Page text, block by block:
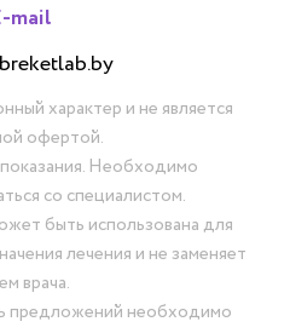
mail
характер и не является
офертой.
Необходимо
со специалистом.
быть использована для
лечения и не заменяет
врача.
предложений необходимо